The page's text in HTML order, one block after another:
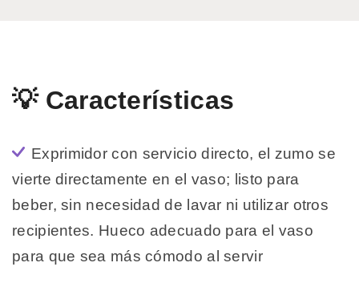
💡 Características
Exprimidor con servicio directo, el zumo se
vierte directamente en el vaso; listo para
beber, sin necesidad de lavar ni utilizar otros
recipientes. Hueco adecuado para el vaso
para que sea más cómodo al servir